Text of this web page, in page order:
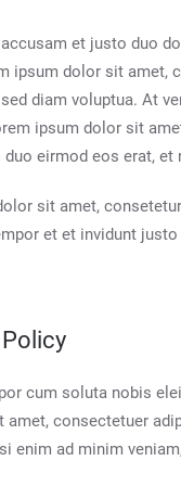
et justo duo
ipsum dolor sit amet,
diam voluptua. At
ipsum dolor sit
eirmod eos erat, et
sit amet,
et et invidunt
cum soluta nobis
amet, consectetuer
enim ad minim